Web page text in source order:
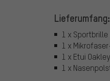
Lieferumfang:
1 x
1 x
1 x Etui Oakley
1 x